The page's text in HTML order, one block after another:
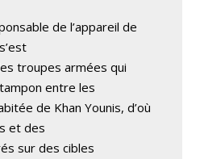
de l’appareil de
troupes armées qui
entre les
de Khan Younis, d’où
et des
sur des cibles